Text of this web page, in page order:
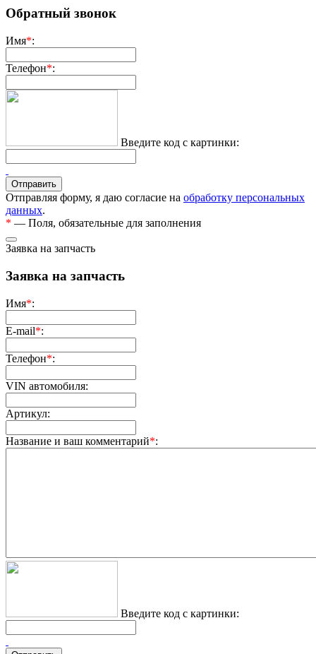
Обратный звонок
Имя*:
Телефон*:
Введите код с картинки:
Отправляя форму, я даю согласие на обработку персональных
данных.
* — Поля, обязательные для заполнения
Заявка на запчасть
Заявка на запчасть
Имя*:
E-mail*:
Телефон*:
VIN автомобиля:
Артикул:
Название и ваш комментарий*:
Введите код с картинки: